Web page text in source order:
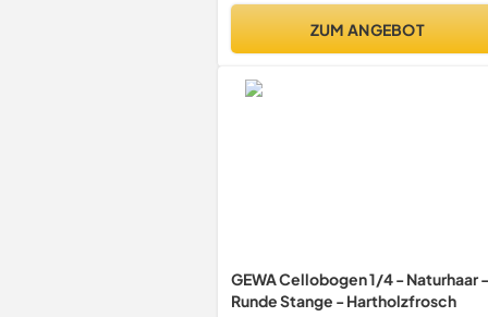
ZUM ANGEBOT
GEWA Cellobogen 1/4 - Naturhaar -
Runde Stange - Hartholzfrosch